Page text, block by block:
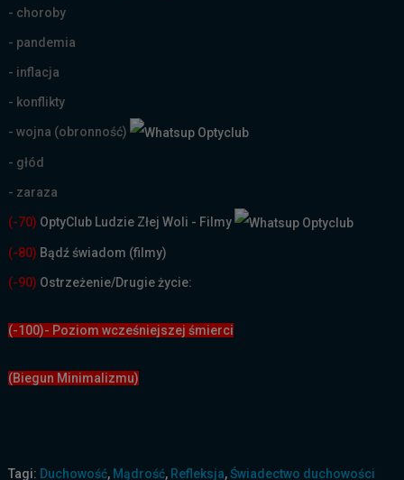
- choroby
- pandemia
- inflacja
- konflikty
- wojna (obronność)
- głód
- zaraza
(-70) OptyClub Ludzie Złej Woli - Filmy
(-80) Bądź świadom (filmy)
(-90) Ostrzeżenie/Drugie życie:
(-100)- Poziom wcześniejszej śmierci
(Biegun Minimalizmu)
Tagi: Duchowość, Mądrość, Refleksja,Świadectwo duchowości